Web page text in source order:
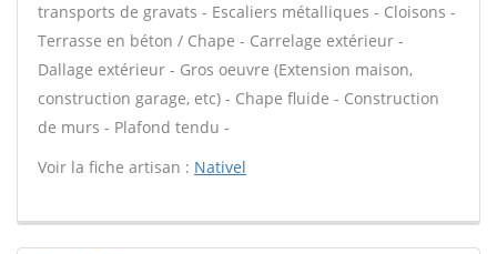
transports de gravats - Escaliers métalliques - Cloisons -
Terrasse en béton / Chape - Carrelage extérieur -
Dallage extérieur - Gros oeuvre (Extension maison,
construction garage, etc) - Chape fluide - Construction
de murs - Plafond tendu -
Voir la fiche artisan : Nativel